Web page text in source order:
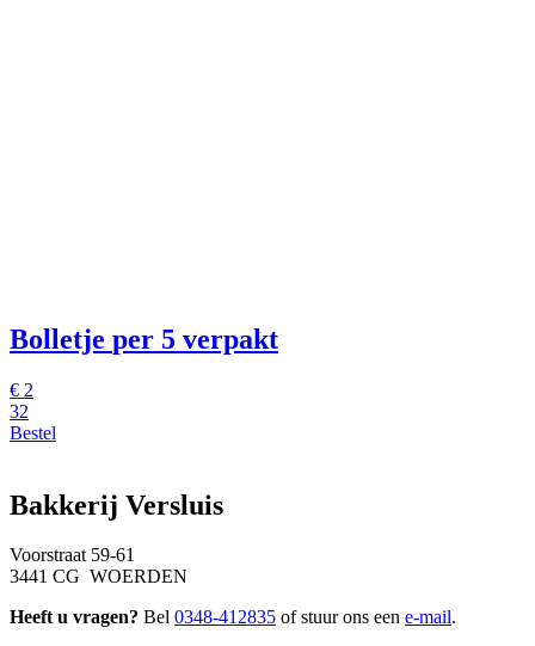
Bolletje per 5 verpakt
€ 2
32
Bestel
Bakkerij Versluis
Voorstraat 59-61
3441 CG WOERDEN
Heeft u vragen? Bel 0348-412835 of stuur ons een e-mail.